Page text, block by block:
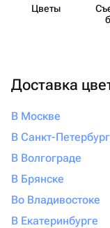
ассортиментом.
фильтр по цене,
Цветы
Доставка
В Москве
В Санкт-
В Волгограде
В Брянске
Во Владивостоке
В Екатеринбурге